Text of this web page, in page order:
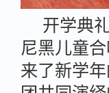
开学典
尼黑儿童
来了新学